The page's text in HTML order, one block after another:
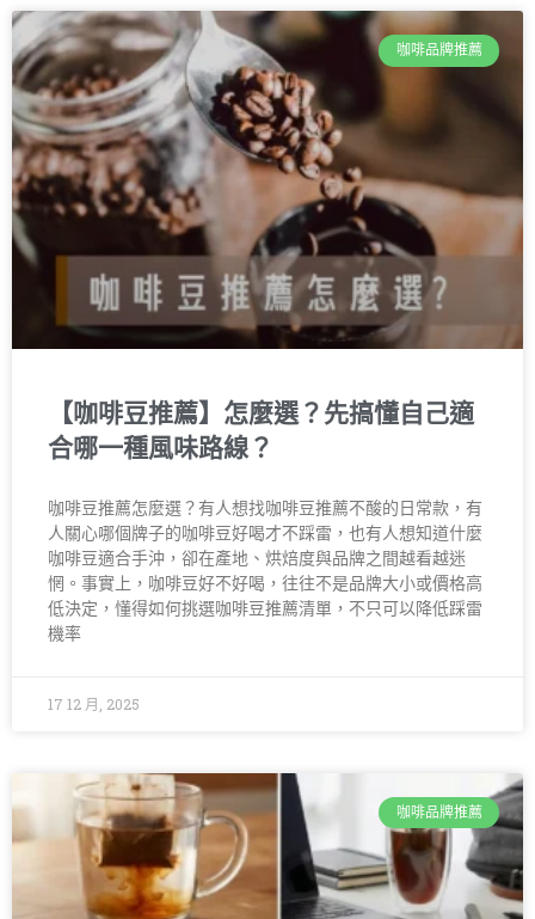
咖啡品牌推薦
【咖啡豆推薦】怎麼選？先搞懂自己適
合哪一種風味路線？
咖啡豆推薦怎麼選？有人想找咖啡豆推薦不酸的日常款，有
人關心哪個牌子的咖啡豆好喝才不踩雷，也有人想知道什麼
咖啡豆適合手沖，卻在產地、烘焙度與品牌之間越看越迷
惘。事實上，咖啡豆好不好喝，往往不是品牌大小或價格高
低決定，懂得如何挑選咖啡豆推薦清單，不只可以降低踩雷
機率
17 12 月, 2025
咖啡品牌推薦